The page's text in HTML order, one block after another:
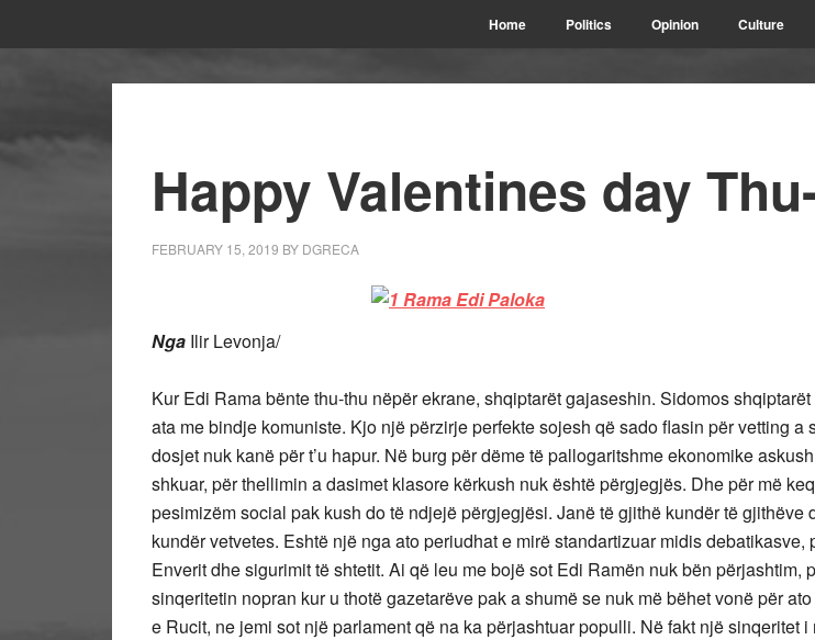
Home Politics Opinion Culture
Happy Valentines day
FEBRUARY 15, 2019 BY DGRECA
Nga Ilir Levonja/
Kur Edi Rama bënte thu-thu nëpër ekrane, shqiptarët gajaseshin. Sidomos
ata me bindje komuniste. Kjo një përzirje perfekte sojesh që sado flasin për vetting a
dosjet nuk kanë për t’u hapur. Në burg për dëme të pallogaritshme ekonomike
shkuar, për thellimin a dasimet klasore kërkush nuk është përgjegjës. Dhe për më
pesimizëm social pak kush do të ndjejë përgjegjësi. Janë të gjithë kundër të gjithëve
kundër vetvetes. Eshtë një nga ato periudhat e mirë standartizuar midis debatikasve,
Enverit dhe sigurimit të shtetit. Ai që leu me bojë sot Edi Ramën nuk bën përjashtim,
sinqeritetin nopran kur u thotë gazetarëve pak a shumë se nuk më bëhet vonë për
e Rucit, ne jemi sot një parlament që na ka përjashtuar populli. Në fakt një sinqeritet i